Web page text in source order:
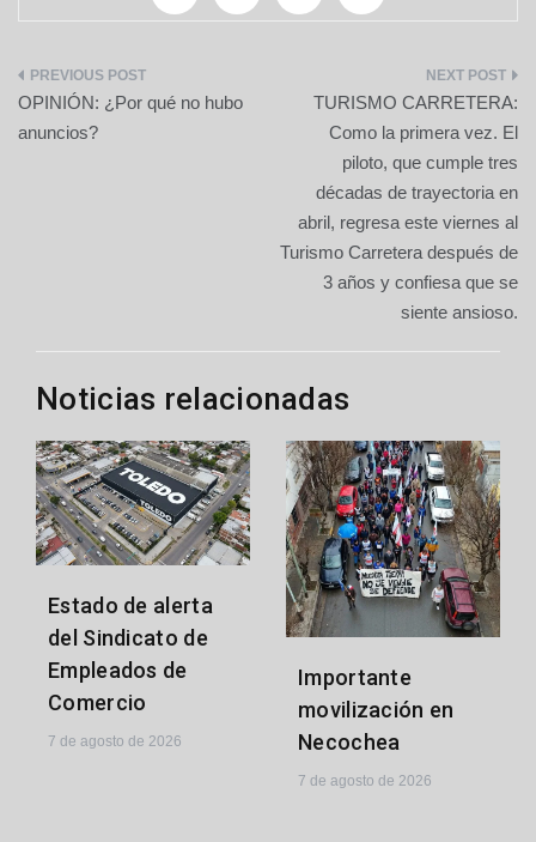
Navegación
de
OPINIÓN: ¿Por qué no hubo
anuncios?
TURISMO CARRETERA:
Como la primera vez. El
piloto, que cumple tres
décadas de trayectoria en
abril, regresa este viernes al
Turismo Carretera después de
3 años y confiesa que se
siente ansioso.
Noticias relacionadas
Estado de alerta
del Sindicato de
Empleados de
Comercio
7 de agosto de 2026
Importante
movilización en
Necochea
7 de agosto de 2026